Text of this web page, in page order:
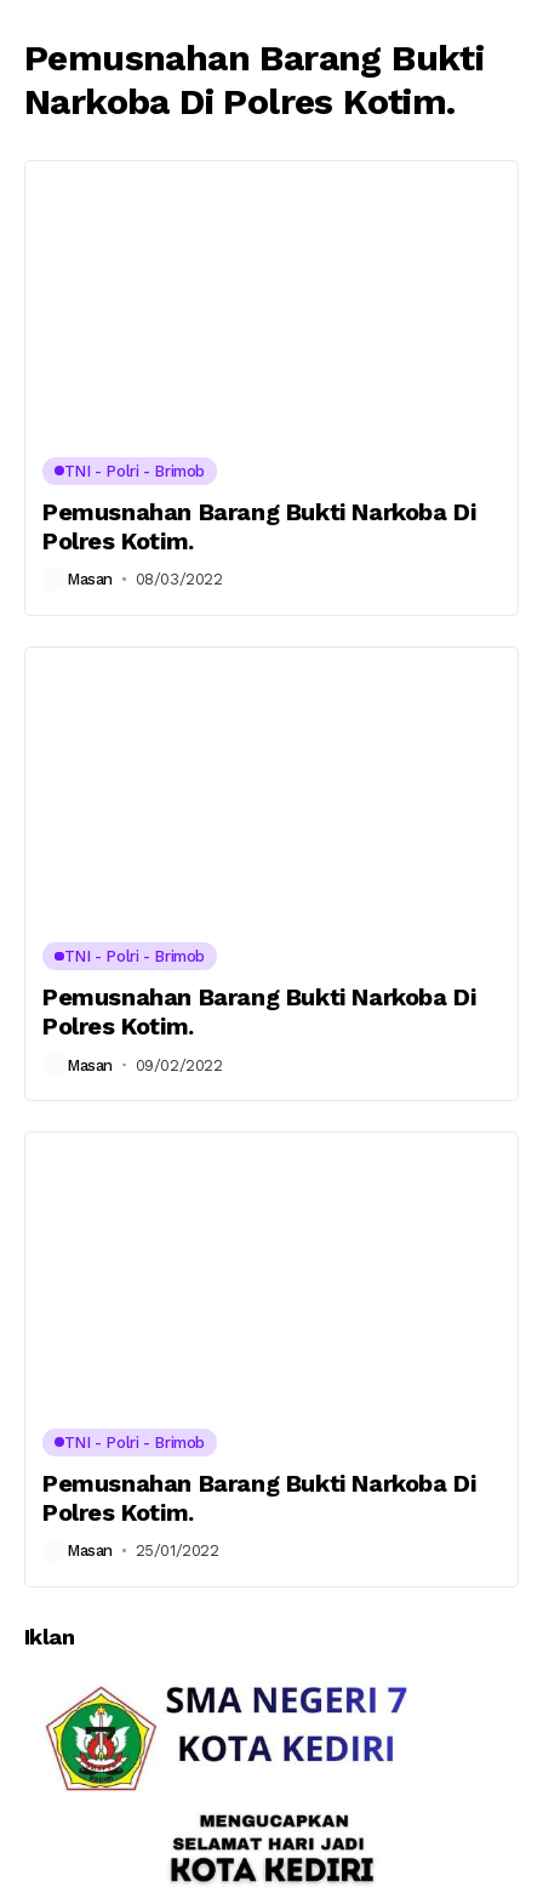
Pemusnahan Barang Bukti
Narkoba Di Polres Kotim.
TNI - Polri - Brimob
Pemusnahan Barang Bukti Narkoba Di
Polres Kotim.
Masan 08/03/2022
TNI - Polri - Brimob
Pemusnahan Barang Bukti Narkoba Di
Polres Kotim.
Masan 09/02/2022
TNI - Polri - Brimob
Pemusnahan Barang Bukti Narkoba Di
Polres Kotim.
Masan 25/01/2022
Iklan